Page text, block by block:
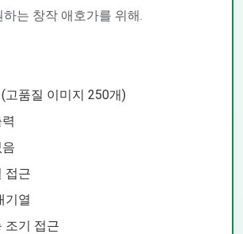
는 창작 애호가를 위해.
고품질 이미지 250개)
접근
기열
조기 접근